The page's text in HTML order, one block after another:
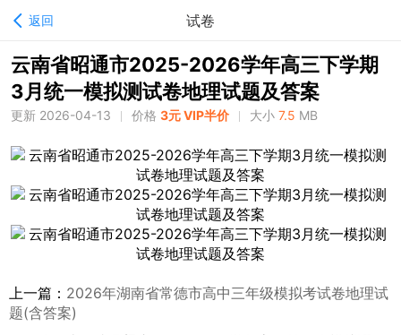
返回 试卷
云南省昭通市2025-2026学年高三下学期
3月统一模拟测试卷地理试题及答案
更新 2026-04-13 价格 3元 VIP半价 大小 7.5 MB
上一篇： 2026年湖南省常德市高中三年级模拟考试卷地理试
题(含答案)